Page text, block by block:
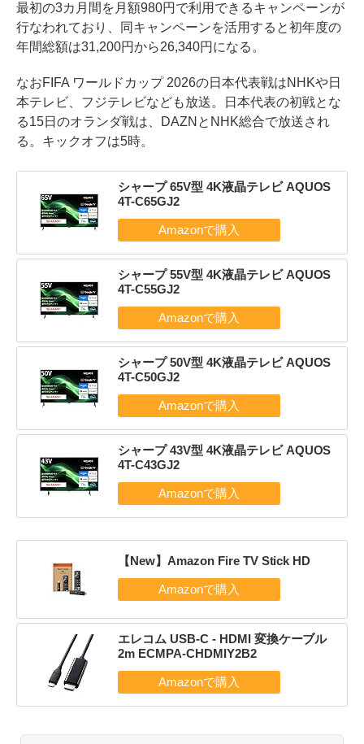
最初の3カ月間を月額980円で利用できるキャンペーンが
行なわれており、同キャンペーンを活用すると初年度の
年間総額は31,200円から26,340円になる。
なおFIFA ワールドカップ 2026の日本代表戦はNHKや日
本テレビ、フジテレビなども放送。日本代表の初戦とな
る15日のオランダ戦は、DAZNとNHK総合で放送され
る。キックオフは5時。
シャープ 65V型 4K液晶テレビ AQUOS
4T-C65GJ2
シャープ 55V型 4K液晶テレビ AQUOS
4T-C55GJ2
シャープ 50V型 4K液晶テレビ AQUOS
4T-C50GJ2
シャープ 43V型 4K液晶テレビ AQUOS
4T-C43GJ2
【New】Amazon Fire TV Stick HD
エレコム USB-C - HDMI 変換ケーブル
2m ECMPA-CHDMIY2B2